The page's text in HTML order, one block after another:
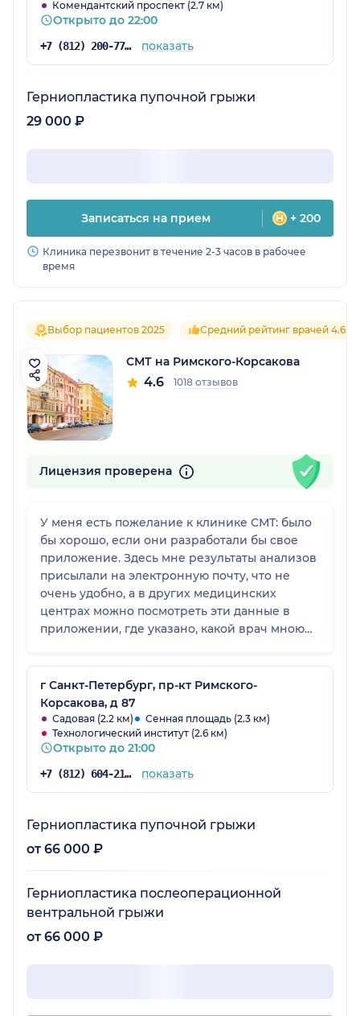
Комендантский проспект (2.7 км)
Открыто до 22:00
+7 (812) 200-77-54 показать
Герниопластика пупочной грыжи
29 000 ₽
Записаться на прием + 200
Клиника перезвонит в течение 2-3 часов в рабочее
время
Выбор пациентов 2025 Средний рейтинг врачей 4.6
СМТ на Римского-Корсакова
4.6 1018 отзывов
Лицензия проверена
У меня есть пожелание к клинике СМТ: было
бы хорошо, если они разработали бы свое
приложение. Здесь мне результаты анализов
присылали на электронную почту, что не
очень удобно, а в других медицинских
центрах можно посмотреть эти данные в
приложении, где указано, какой врач мною
поставить, так отрицательных впечатлений
она у меня не вызвала. Там чисто, приемы
вовремя, я и лежал там, мне делали
операцию, все отлично было по исполнению.
г Санкт-Петербург, пр-кт Римского-
Корсакова, д 87
Садовая (2.2 км)
Сенная площадь (2.3 км)
Технологический институт (2.6 км)
Открыто до 21:00
+7 (812) 604-21-68 показать
Герниопластика пупочной грыжи
от 66 000 ₽
Герниопластика послеоперационной
вентральной грыжи
от 66 000 ₽